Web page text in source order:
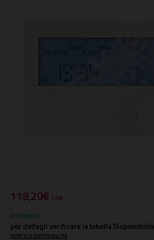
118,20€ + IVA
DISPONIBILE
per dettagli verificare la tabella Disponibilità
VERIFICA DISPONIBILITÀ